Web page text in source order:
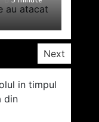
Next